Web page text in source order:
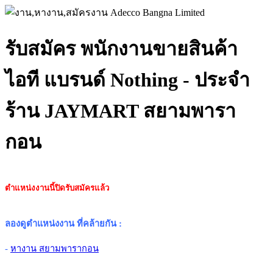
รับสมัคร พนักงานขายสินค้า
ไอที แบรนด์ Nothing - ประจำ
ร้าน JAYMART สยามพารา
กอน
ตำแหน่งงานนี้ปิดรับสมัครแล้ว
ลองดูตำแหน่งงาน ที่คล้ายกัน:
- หางาน สยามพารากอน